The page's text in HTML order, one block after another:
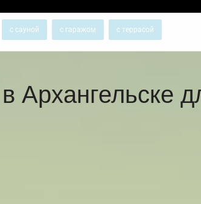
с сауной с гаражом с террасой
Архангельске